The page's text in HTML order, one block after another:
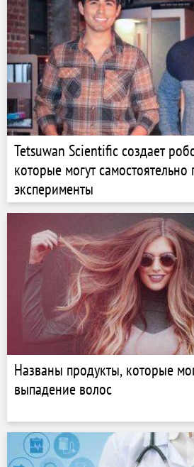
Tetsuwan Scientific создает
которые могут самостоятельно
эксперименты
Названы продукты, которые
выпадение волос